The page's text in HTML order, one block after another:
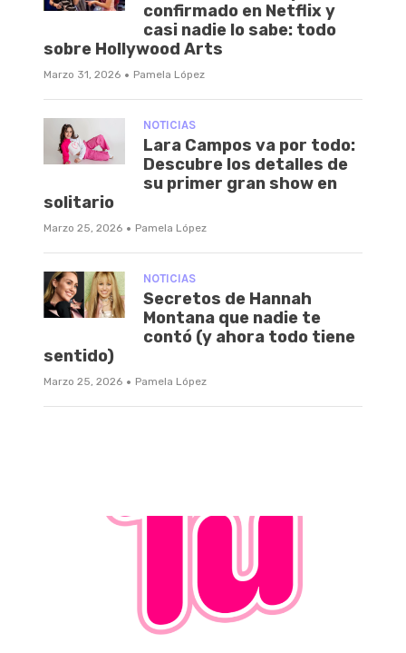
confirmado en Netflix y
casi nadie lo sabe: todo
sobre Hollywood Arts
Marzo 31, 2026 · Pamela López
NOTICIAS
Lara Campos va por todo:
Descubre los detalles de
su primer gran show en
solitario
Marzo 25, 2026 · Pamela López
NOTICIAS
Secretos de Hannah
Montana que nadie te
contó (y ahora todo tiene
sentido)
Marzo 25, 2026 · Pamela López